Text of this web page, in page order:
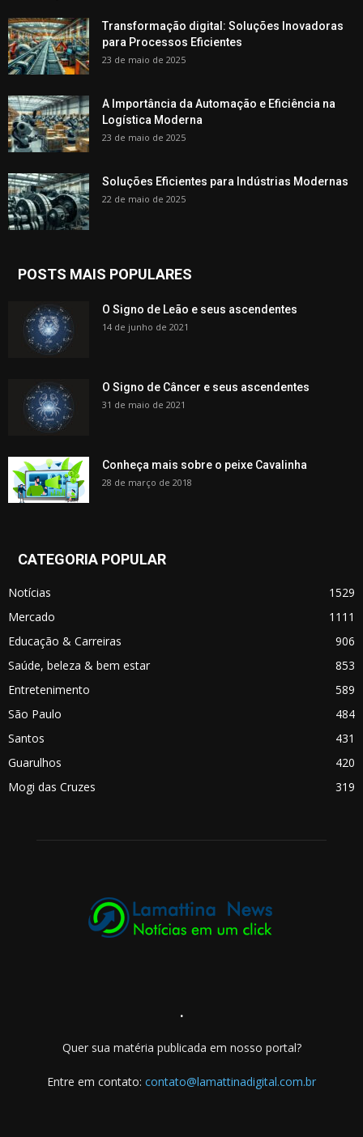
Transformação digital: Soluções Inovadoras
para Processos Eficientes
23 de maio de 2025
A Importância da Automação e Eficiência na
Logística Moderna
23 de maio de 2025
Soluções Eficientes para Indústrias Modernas
22 de maio de 2025
POSTS MAIS POPULARES
O Signo de Leão e seus ascendentes
14 de junho de 2021
O Signo de Câncer e seus ascendentes
31 de maio de 2021
Conheça mais sobre o peixe Cavalinha
28 de março de 2018
CATEGORIA POPULAR
Notícias
1529
Mercado
1111
Educação & Carreiras
906
Saúde, beleza & bem estar
853
Entretenimento
589
São Paulo
484
Santos
431
Guarulhos
420
Mogi das Cruzes
319
.
Quer sua matéria publicada em nosso portal?
Entre em contato: contato@lamattinadigital.com.br